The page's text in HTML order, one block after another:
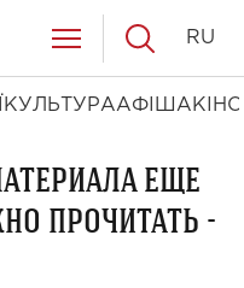
КУЛЬТУРААФІША КІНО
RU
ЕЩЕ
ПРОЧИТАТЬ -